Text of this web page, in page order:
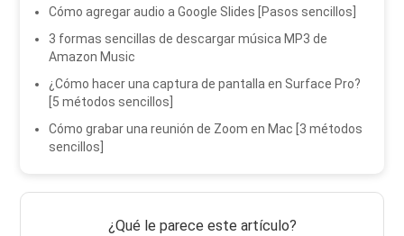
Cómo agregar audio a Google Slides [Pasos sencillos]
3 formas sencillas de descargar música MP3 de
Amazon Music
¿Cómo hacer una captura de pantalla en Surface Pro?
[5 métodos sencillos]
Cómo grabar una reunión de Zoom en Mac [3 métodos
sencillos]
¿Qué le parece este artículo?